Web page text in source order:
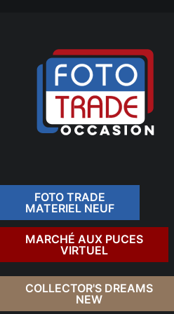
FOTO TRADE
MATERIEL NEUF
MARCHÉ AUX PUCES
VIRTUEL
COLLECTOR'S DREAMS
NEW